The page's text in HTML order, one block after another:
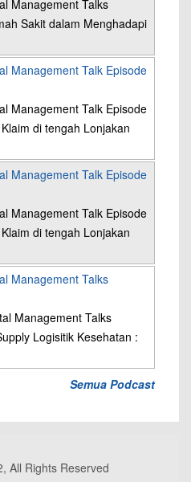
Management Talks
Sakit dalam Menghadapi
Management Talk Episode
Management Talk Episode
di tengah Lonjakan
Management Talk Episode
Management Talk Episode
di tengah Lonjakan
Management Talks
Management Talks
Logisitik Kesehatan :
Semua Podcast
All Rights Reserved